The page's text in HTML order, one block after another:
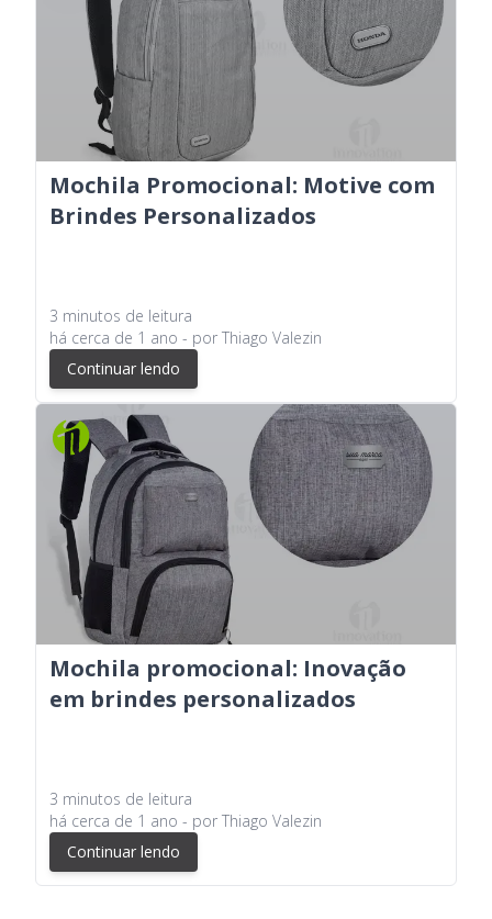
Mochila Promocional: Motive com
Brindes Personalizados
3 minutos de leitura
há cerca de 1 ano - por Thiago Valezin
Continuar lendo
Mochila promocional: Inovação
em brindes personalizados
3 minutos de leitura
há cerca de 1 ano - por Thiago Valezin
Continuar lendo